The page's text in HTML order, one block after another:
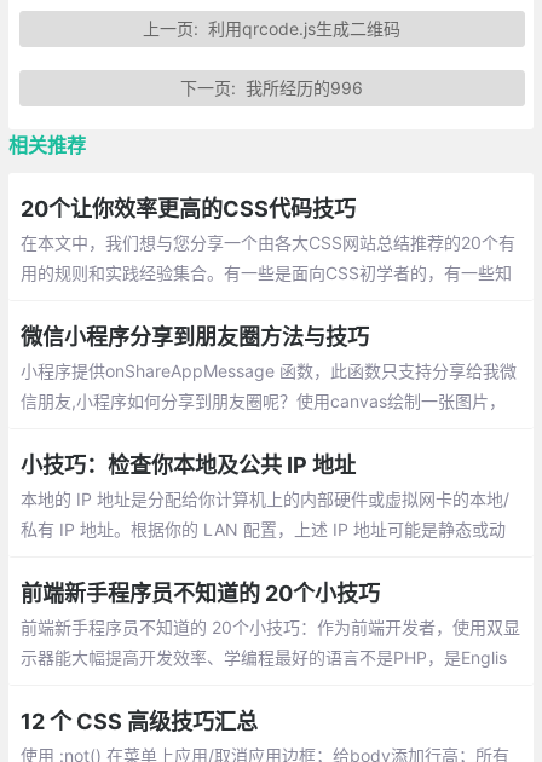
上一页:利用qrcode.js生成二维码
下一页:我所经历的996
相关推荐
20个让你效率更高的CSS代码技巧
在本文中，我们想与您分享一个由各大CSS网站总结推荐的20个有
用的规则和实践经验集合。有一些是面向CSS初学者的，有一些知
知识
微信小程序分享到朋友圈方法与技巧
小程序提供onShareAppMessage 函数，此函数只支持分享给我微
信朋友,小程序如何分享到朋友圈呢？使用canvas绘制一张图片，
小技巧：检查你本地及公共 IP 地址
本地的 IP 地址是分配给你计算机上的内部硬件或虚拟网卡的本地/
私有 IP 地址。根据你的 LAN 配置，上述 IP 地址可能是静态或动
的公共/外部 IP 地址。
前端新手程序员不知道的 20个小技巧
前端新手程序员不知道的 20个小技巧：作为前端开发者，使用双显
示器能大幅提高开发效率、学编程最好的语言不是PHP，是Englis
gle一下、把觉得不靠谱的需求放到最后做，很可能到时候需求就变
了...
12 个 CSS 高级技巧汇总
使用 :not() 在菜单上应用/取消应用边框；给body添加行高；所有